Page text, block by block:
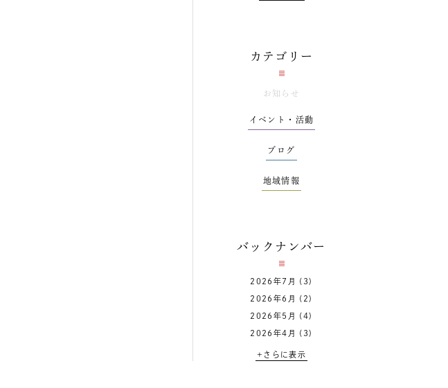
カテゴリー
お知らせ
イベント・活動
ブログ
地域情報
バックナンバー
2026年7月 (3)
2026年6月 (2)
2026年5月 (4)
2026年4月 (3)
+さらに表示